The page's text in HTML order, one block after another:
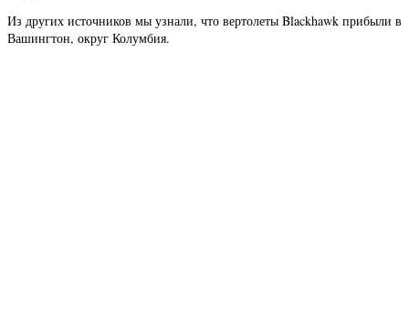
Из других источников мы узнали, что вертолеты Blackhawk прибыли в
Вашингтон, округ Колумбия.